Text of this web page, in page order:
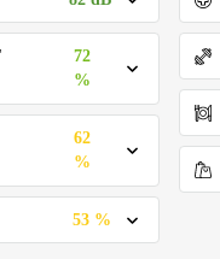
72
%
62
%
53 %